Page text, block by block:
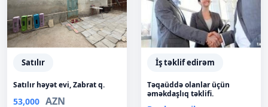
Satılır
Satılır həyət evi, Zabrat q.
53,000 AZN
İş təklif edirəm
Təqaüddə olanlar üçün
əməkdaşlıq təklifi.